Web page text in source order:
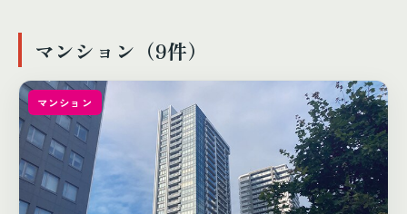
マンション（9件）
マンション